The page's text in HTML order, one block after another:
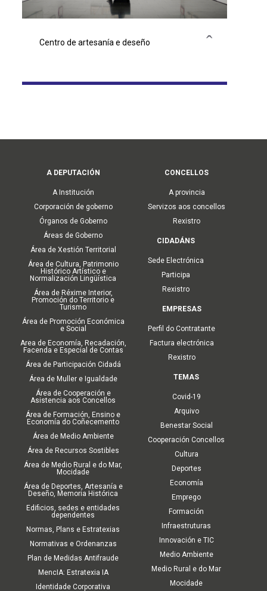
Centro de artesanía e deseño
navigation
A DEPUTACIÓN
A Institución
Corporación de goberno
Órganos de Goberno
Áreas de Goberno
Área de Xestión Territorial
Área de Cultura, Patrimonio
Histórico Artístico e
Normalización Lingüística
Área de Réxime Interior,
Promoción do Territorio e
Turismo
Área de Promoción Económica
e Social
Area de Economía, Recadación,
Facenda e Especial de Contas
Área de Participación Cidadá
Área de Muller e Igualdade
Área de Cooperación e
Asistencia aos Concellos
Área de Formación, Ensino e
Economía do Coñecemento
Área de Medio Ambiente
Área de Recursos Sostibles
Área de Medio Rural e do Mar,
Mocidade
Área de Deportes, Artesanía e
Deseño, Memoria Histórica
Edificios, sedes e entidades
dependentes
Normas, Plans e Estratexias
Normativas e Ordenanzas
Plan de Medidas Antifraude
MencIA: Estratexia IA
Identidade Corporativa
CONCELLOS
A provincia
Servizos aos concellos
Rexistro
CIDADÁNS
Sede Electrónica
Participa
Rexistro
EMPRESAS
Perfil do Contratante
Factura electrónica
Rexistro
TEMAS
Covid-19
Arquivo
Benestar Social
Cooperación Concellos
Cultura
Deportes
Economía
Emprego
Formación
Infraestruturas
Innovación e TIC
Medio Ambiente
Medio Rural e do Mar
Mocidade